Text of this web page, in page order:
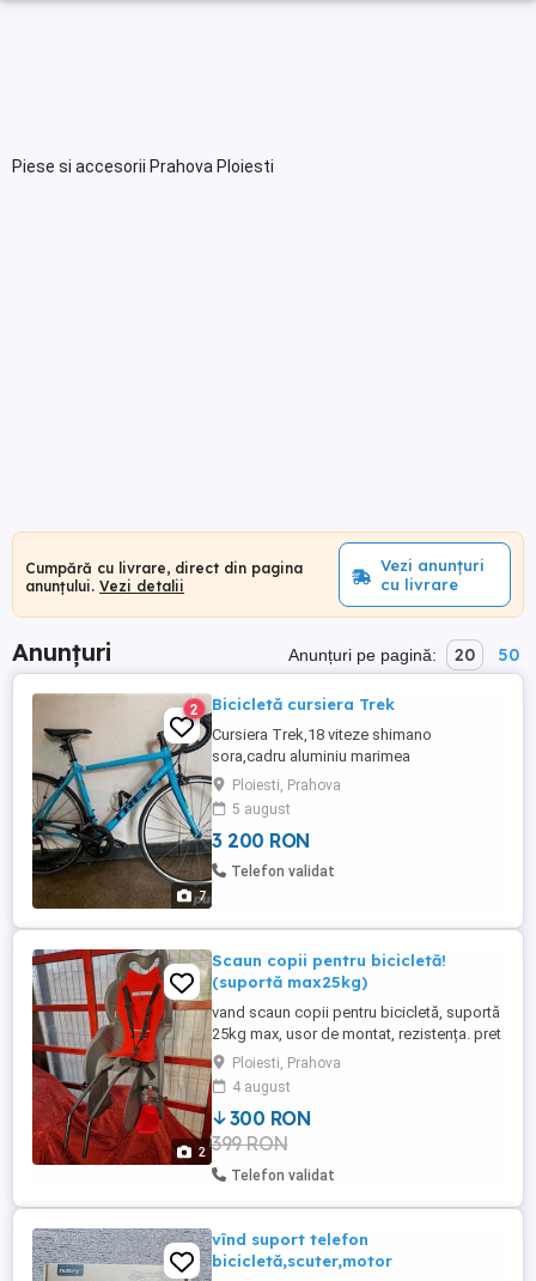
Piese si accesorii Prahova Ploiesti
Cumpără cu livrare, direct din pagina
anunțului. Vezi detalii
Vezi anunțuri
cu livrare
Anunțuri Anunțuri pe pagină: 20 50
7
2 Bicicletă cursiera Trek
Cursiera Trek,18 viteze shimano
sora,cadru aluminiu marimea
M(52cm),furca de carbon,roti pe 28inch,a
fost folosita maxim 500km,toate pisele
sunt originale exact cum a venit din
fabrica
Ploiesti, Prahova
5 august
3 200 RON
Telefon validat
2
Scaun copii pentru bicicletă!
(suportă max25kg)
vand scaun copii pentru bicicletă, suportă
25kg max, usor de montat, rezistența. pret
final 300lei PLOIESTI
Ploiesti, Prahova
4 august
300 RON
399 RON
Telefon validat
vînd suport telefon
bicicletă,scuter,motor